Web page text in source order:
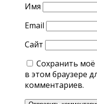
Имя
Email
Сайт
Сохранить моё
в этом браузере
комментариев.